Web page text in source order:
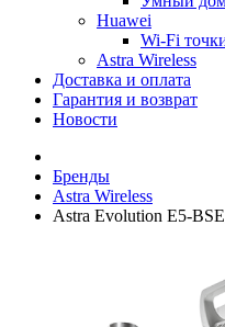
Huawei
Wi-Fi
Astra Wireless
Доставка и оплата
Гарантия и возврат
Новости
Бренды
Astra Wireless
Astra Evolution E5-